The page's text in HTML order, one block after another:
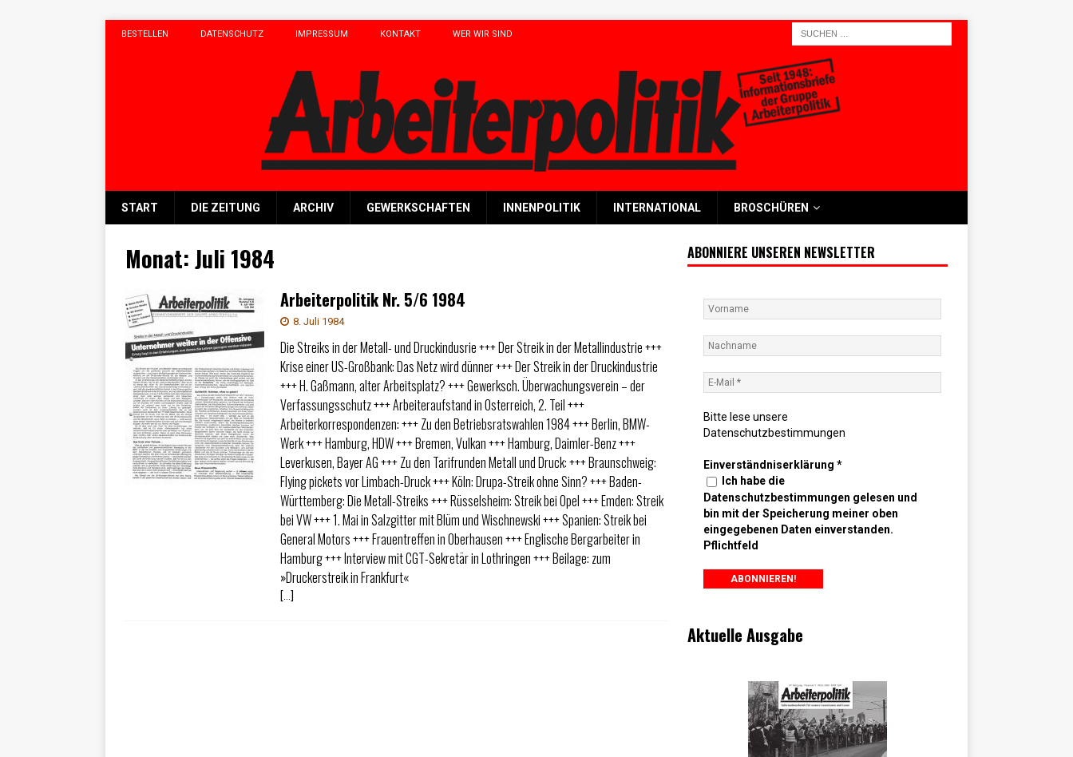
BESTELLEN DATENSCHUTZ IMPRESSUM KONTAKT WER WIR SIND
START DIE ZEITUNG ARCHIV GEWERKSCHAFTEN INNENPOLITIK INTERNATIONAL BROSCHÜREN
Monat:Juli 1984
Arbeiterpolitik Nr. 5/6 1984
8. Juli 1984
Die Streiks in der Metall- und Druckindusrie +++ Der Streik in der Metallindustrie +++
Krise einer US-Großbank: Das Netz wird dünner +++ Der Streik in der Druckindustrie
+++ H. Gaßmann, alter Arbeitsplatz? +++ Gewerksch. Überwachungsverein – der
Verfassungsschutz +++ Arbeiteraufstand in Osterreich, 2. Teil +++
Arbeiterkorrespondenzen: +++ Zu den Betriebsratswahlen 1984 +++ Berlin, BMW-
Werk +++ Hamburg, HDW +++ Bremen, Vulkan +++ Hamburg, Daimler-Benz +++
Leverkusen, Bayer AG +++ Zu den Tarifrunden Metall und Druck: +++ Braunschweig:
Flying pickets vor Limbach-Druck +++ Köln: Drupa-Streik ohne Sinn? +++ Baden-
Württemberg: Die Metall-Streiks +++ Rüsselsheim: Streik bei Opel +++ Emden: Streik
bei VW +++ 1. Mai in Salzgitter mit Blüm und Wischnewski +++ Spanien: Streik bei
General Motors +++ Frauentreffen in Oberhausen +++ Englische Bergarbeiter in
Hamburg +++ Interview mit CGT-Sekretär in Lothringen +++ Beilage: zum
»Druckerstreik in Frankfurt«
[…]
ABONNIERE UNSEREN NEWSLETTER
Bitte lese unsere
Datenschutzbestimmungen
Einverständniserklärung *
Ich habe die
Datenschutzbestimmungen gelesen und
bin mit der Speicherung meiner oben
eingegebenen Daten einverstanden.
Pflichtfeld
Aktuelle Ausgabe